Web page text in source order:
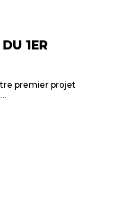
1ER
premier projet